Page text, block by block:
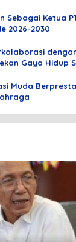
Sebagai Ketua
2026-2030
Gaya Hidup
Muda